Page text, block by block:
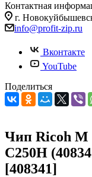
Контактная
г.
info@profit-zip.ru
Вконтакте
YouTube
Поделиться
Чип Ricoh M
C250H
[408341]